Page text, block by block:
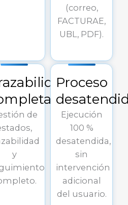
(correo,
FACTURAE,
UBL, PDF).
de
y
Proceso
Ejecución
100 %
desatendida,
sin
intervención
adicional
del usuario.